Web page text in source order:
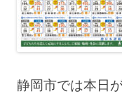
静岡市では本日